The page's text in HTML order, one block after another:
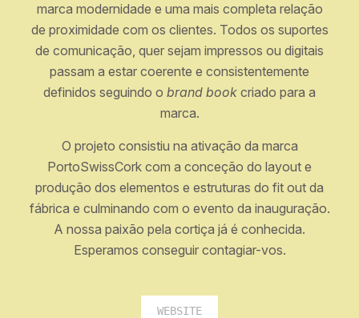
marca modernidade e uma mais completa relação
de proximidade com os clientes. Todos os suportes
de comunicação, quer sejam impressos ou digitais
passam a estar coerente e consistentemente
definidos seguindo o brand book criado para a
marca.
O projeto consistiu na ativação da marca
PortoSwissCork com a conceção do layout e
produção dos elementos e estruturas do fit out da
fábrica e culminando com o evento da inauguração.
A nossa paixão pela cortiça já é conhecida.
Esperamos conseguir contagiar-vos.
WEBSITE